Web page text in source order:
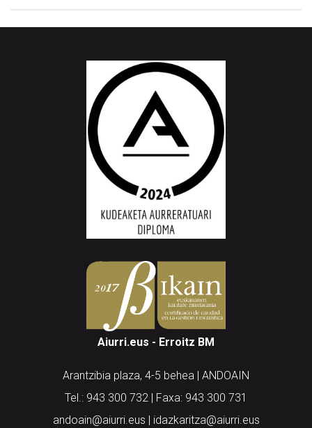
Aiurri.eus - Erroitz BM
Arantzibia plaza, 4-5 behea | ANDOAIN
Tel.: 943 300 732 | Faxa: 943 300 731
andoain@aiurri.eus | idazkaritza@aiurri.eus